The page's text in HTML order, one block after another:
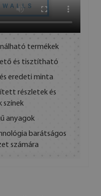
termékek
és tisztítható
eredeti minta
részletek és
színek
anyagok
barátságos
számára